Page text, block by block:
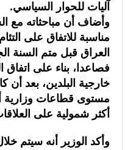
المنتخب المغربي للسيدات يتأهل إلى
السنغالي (0-0)
الأحداث التي شهدتها نقاط العبور
متداخلة في مقدمتها الاستغلال
(الناطق الرسمي باسم وزارة الداخلية)
آليات للحوار السياسي.
وأضاف أن مباحثاته مع
مناسبة للاتفاق على
العراق قبل متم السنة
فصاعدا، بناء على
خارجية البلدين، بعد
مستوى قطاعات وزارية
أكثر شمولية على
وأكد الوزير أنه سيتم